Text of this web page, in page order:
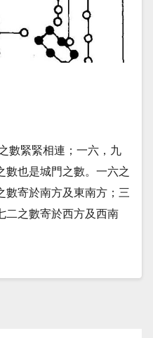
數緊緊相連；一六，九
數也是城門之數。一六之
數寄於南方及東南方；三
二之數寄於西方及西南